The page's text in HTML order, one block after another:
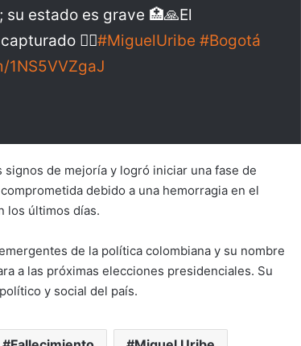
estado es grave 🏥🙏El
👮‍♂️#MiguelUribe #Bogotá
de mejoría y logró iniciar una fase de
debido a una hemorragia en el
los últimos días.
de la política colombiana y su nombre
a las próximas elecciones presidenciales. Su
y social del país.